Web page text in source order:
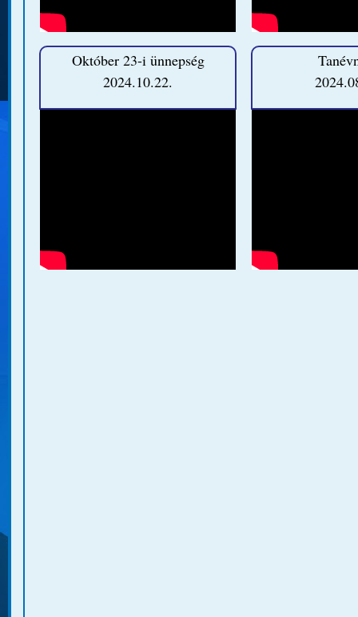
Október 23-i ünnepség
2024.10.22.